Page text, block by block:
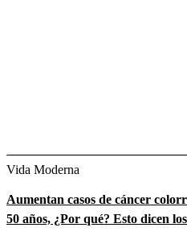
Vida Moderna
Aumentan casos de cáncer
50 años, ¿Por qué? Esto dicen